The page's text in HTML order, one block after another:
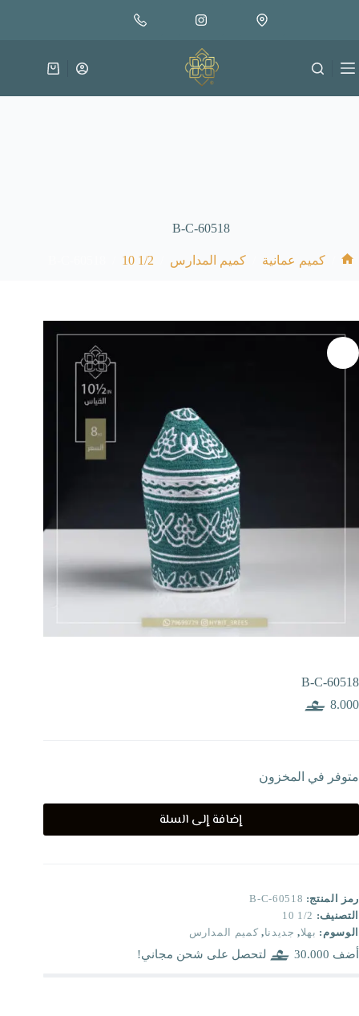
متوفر في المخزون
إضافة إلى السلة
عربة
B-C-60518
كميم عمانية كميم المدارس 1/2 10
B-C-60518
8.000
متوفر في المخزون
إضافة إلى السلة
رمز المنتج: B-C-60518
التصنيف: 1/2 10
الوسوم: بهلا, جديدنا, كميم المدارس
أضف 30.000 لتحصل على شحن مجاني!